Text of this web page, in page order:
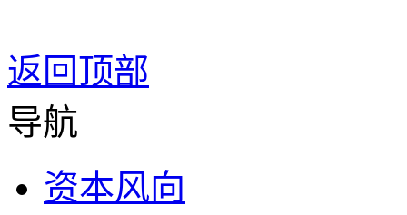
返回顶部
导航
资本风向